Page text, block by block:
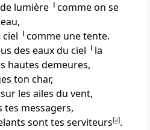
lumière ╵comme on se
╵comme une tente.
des eaux du ciel ╵la
hautes demeures,
ton char,
les ailes du vent,
tes messagers,
sont tes serviteurs[a].